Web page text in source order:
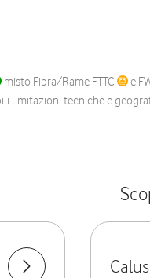
misto Fibra/Rame FTTC e
limitazioni tecniche e